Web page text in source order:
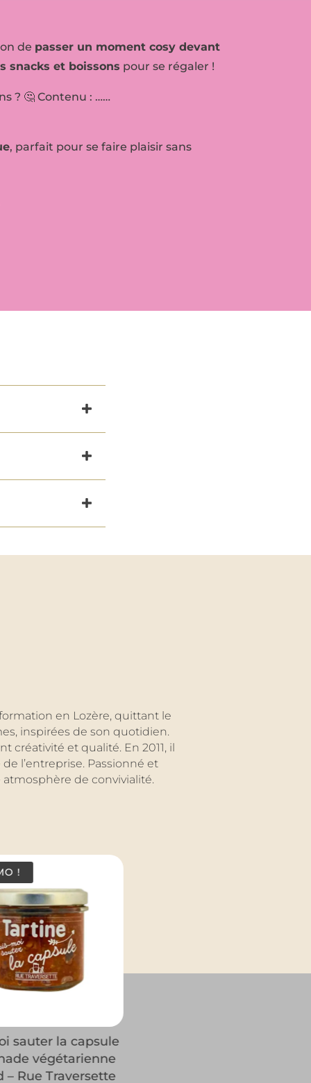
de passer un moment cosy devant
snacks et boissons pour se régaler !
? 🤔 Contenu : ……
, parfait pour se faire plaisir sans
en Lozère, quittant le
inspirées de son quotidien.
créativité et qualité. En 2011, il
l’entreprise. Passionné et
de convivialité.
!
sauter la capsule
végétarienne
– Rue Traversette